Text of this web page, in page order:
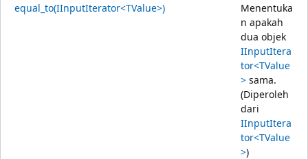
equal_to(IInputIterator<TValue>)
Menentuka
n apakah
dua objek
IInputItera
tor<TValue
> sama.
(Diperoleh
dari
IInputItera
tor<TValue
>)